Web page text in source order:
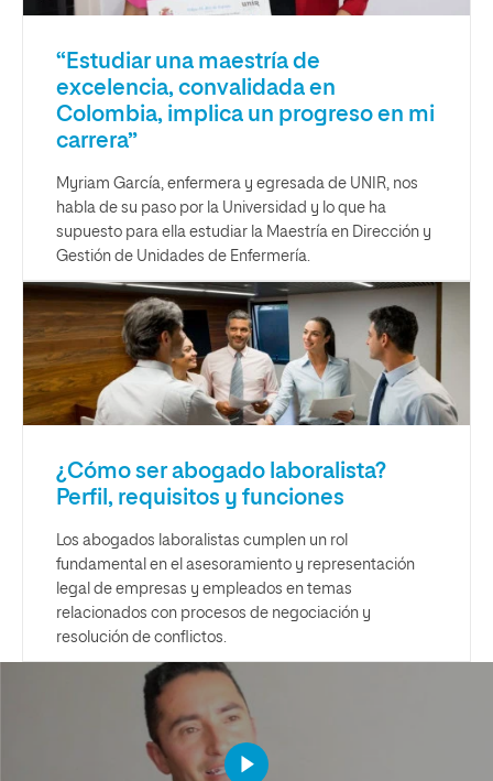
“Estudiar una maestría de
excelencia, convalidada en
Colombia, implica un progreso en mi
carrera”
Myriam García, enfermera y egresada de UNIR, nos
habla de su paso por la Universidad y lo que ha
supuesto para ella estudiar la Maestría en Dirección y
Gestión de Unidades de Enfermería.
¿Cómo ser abogado laboralista?
Perfil, requisitos y funciones
Los abogados laboralistas cumplen un rol
fundamental en el asesoramiento y representación
legal de empresas y empleados en temas
relacionados con procesos de negociación y
resolución de conflictos.